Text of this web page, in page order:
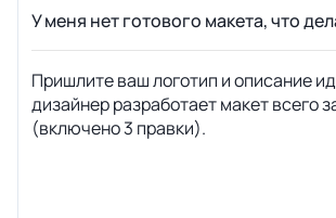
У меня нет готового макета, что
Пришлите ваш логотип и описание
дизайнер разработает макет всего
(включено 3 правки).